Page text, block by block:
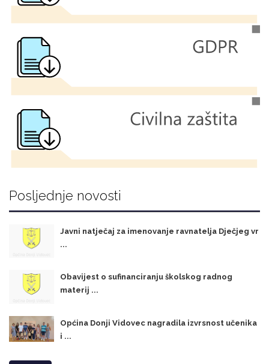
Posljednje novosti
Javni natječaj za imenovanje ravnatelja Dječjeg vr
...
Obavijest o sufinanciranju školskog radnog
materij ...
Općina Donji Vidovec nagradila izvrsnost učenika
i ...